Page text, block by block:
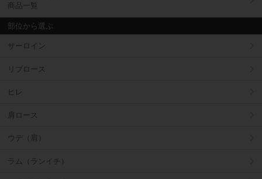
商品一覧
部位から選ぶ
サーロイン
リブロース
ヒレ
肩ロース
ウデ（肩）
ラム（ランイチ）